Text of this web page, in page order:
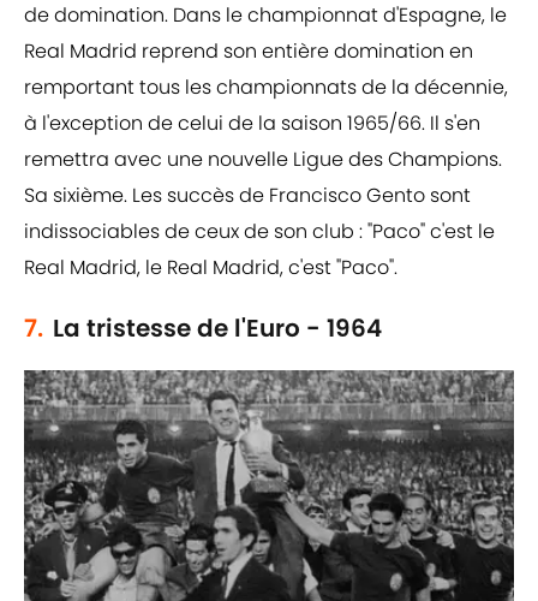
de domination. Dans le championnat d'Espagne, le
Real Madrid reprend son entière domination en
remportant tous les championnats de la décennie,
à l'exception de celui de la saison 1965/66. Il s'en
remettra avec une nouvelle Ligue des Champions.
Sa sixième. Les succès de Francisco Gento sont
indissociables de ceux de son club : "Paco" c'est le
Real Madrid, le Real Madrid, c'est "Paco".
7. La tristesse de l'Euro - 1964